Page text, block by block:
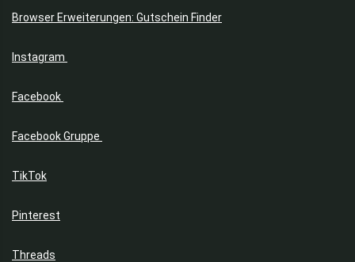
Browser Erweiterungen: Gutschein Finder
Instagram
Facebook
Facebook Gruppe
TikTok
Pinterest
Threads